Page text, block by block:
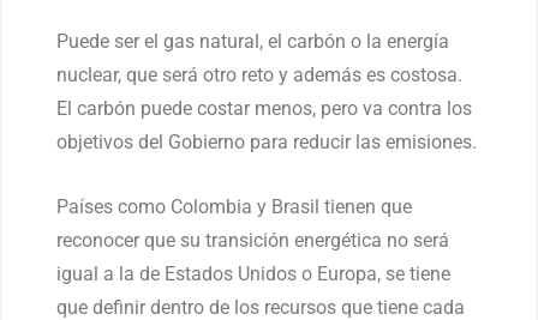
Puede ser el gas natural, el carbón o la energía
nuclear, que será otro reto y además es costosa.
El carbón puede costar menos, pero va contra los
objetivos del Gobierno para reducir las emisiones.
Países como Colombia y Brasil tienen que
reconocer que su transición energética no será
igual a la de Estados Unidos o Europa, se tiene
que definir dentro de los recursos que tiene cada